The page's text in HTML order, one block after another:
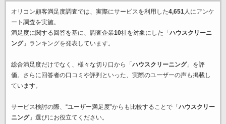
オリコン顧客満足度調査では、実際にサービスを利用した4,651人にアンケ
ート調査を実施。
満足度に関する回答を基に、調査企業10社を対象にした「 ハウスクリーニ
ング」ランキングを発表しています。
総合満足度だけでなく、様々な切り口から「 ハウスクリーニング」を評
価。さらに回答者の口コミや評判といった、実際のユーザーの声も掲載し
ています。
サービス検討の際、“ユーザー満足度”からも比較することで「 ハウスクリー
ニング」選びにお役立てください。